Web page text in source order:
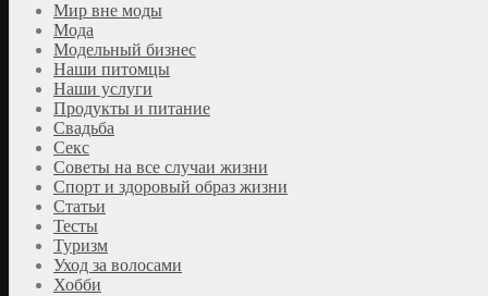
Мир вне моды
Мода
Модельный бизнес
Наши питомцы
Наши услуги
Продукты и питание
Свадьба
Секс
Советы на все случаи жизни
Спорт и здоровый образ жизни
Статьи
Тесты
Туризм
Уход за волосами
Хобби